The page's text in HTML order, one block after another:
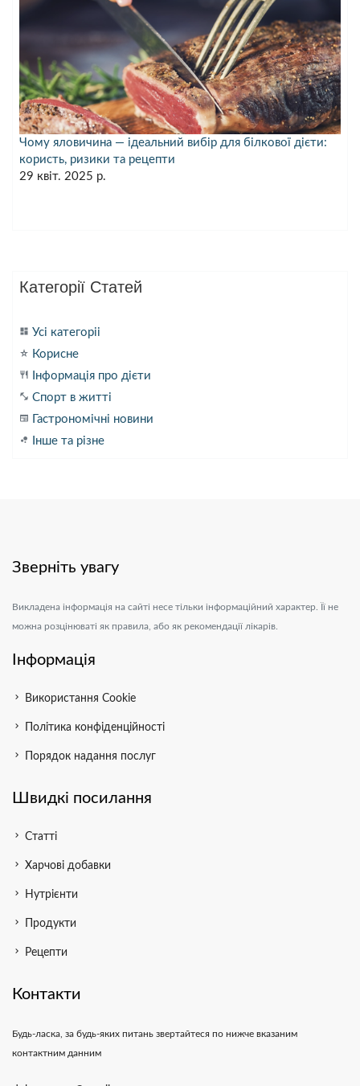
Чому яловичина — ідеальний вибір для білкової дієти:
користь, ризики та рецепти
29 квіт. 2025 р.
Категорії Статей
dashboard Усі категоріі
star_purple500 Корисне
restaurant Інформація про дієти
fitness_center Спорт в житті
newspaper Гастрономічні новини
bubble_chart Інше та різне
Зверніть увагу
Викладена інформація на сайті несе тільки інформаційний характер. Її не
можна розцінюваті як правила, або як рекомендації лікарів.
Інформація
chevron_right Використання Cookie
chevron_right Політика конфіденційності
chevron_right Порядок надання послуг
Швидкі посилання
chevron_right Статті
chevron_right Харчові добавки
chevron_right Нутрієнти
chevron_right Продукти
chevron_right Рецепти
Контакти
Будь-ласка, за будь-яких питань звертайтеся по нижче вказаним
контактним данним